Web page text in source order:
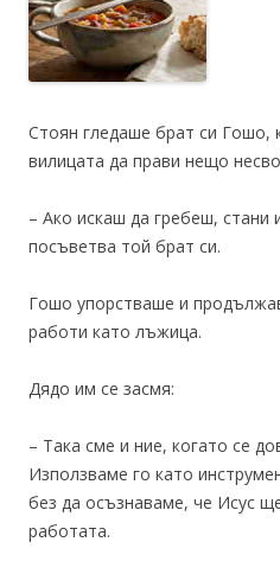
Стоян гледаше брат си Гошо,
вилицата да прави нещо
– Ако искаш да гребеш, стани
посъветва той брат си.
Гошо упорстваше и
работи като лъжица.
Дядо им се засмя:
– Така сме и ние, когато се
Използваме го като
без да осъзнаваме, че Исус
работата.